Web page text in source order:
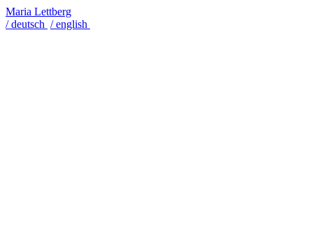
Maria Lettberg
/ deutsch / english